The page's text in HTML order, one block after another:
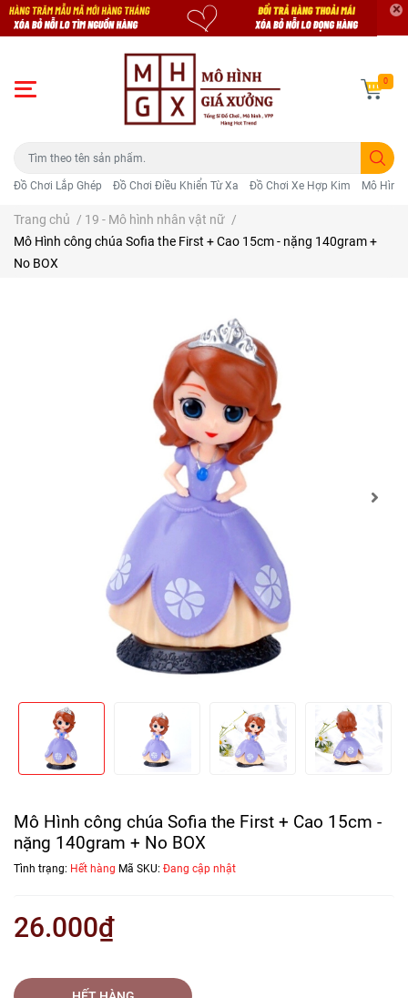
Đồ Chơi Lắp Ghép Đồ Chơi Điều Khiển Từ Xa Đồ Chơi Xe Hợp Kim Mô Hình
0
Trang chủ / 19 - Mô hình nhân vật nữ /
Mô Hình công chúa Sofia the First + Cao 15cm - nặng 140gram +
No BOX
Mô Hình công chúa Sofia the First + Cao 15cm -
nặng 140gram + No BOX
Tình trạng: Hết hàng Mã SKU: Đang cập nhật
26.000₫